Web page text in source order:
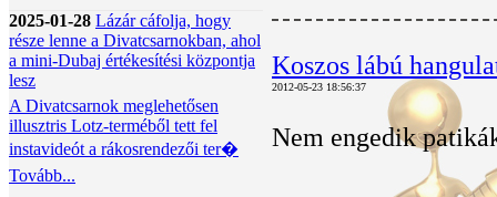
2025-01-28 Lázár cáfolja, hogy
része lenne a Divatcsarnokban, ahol
a mini-Dubaj értékesítési központja
lesz
A Divatcsarnok meglehetősen
illusztris Lotz-terméből tett fel
instavideót a rákosrendezői ter�
Tovább...
Koszos lábú
2012-05-23 18:56:37
Nem engedik